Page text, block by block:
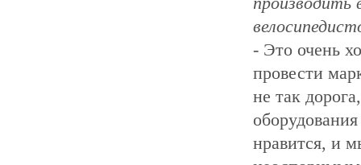
- Это очень
провести
не так
нравится, и